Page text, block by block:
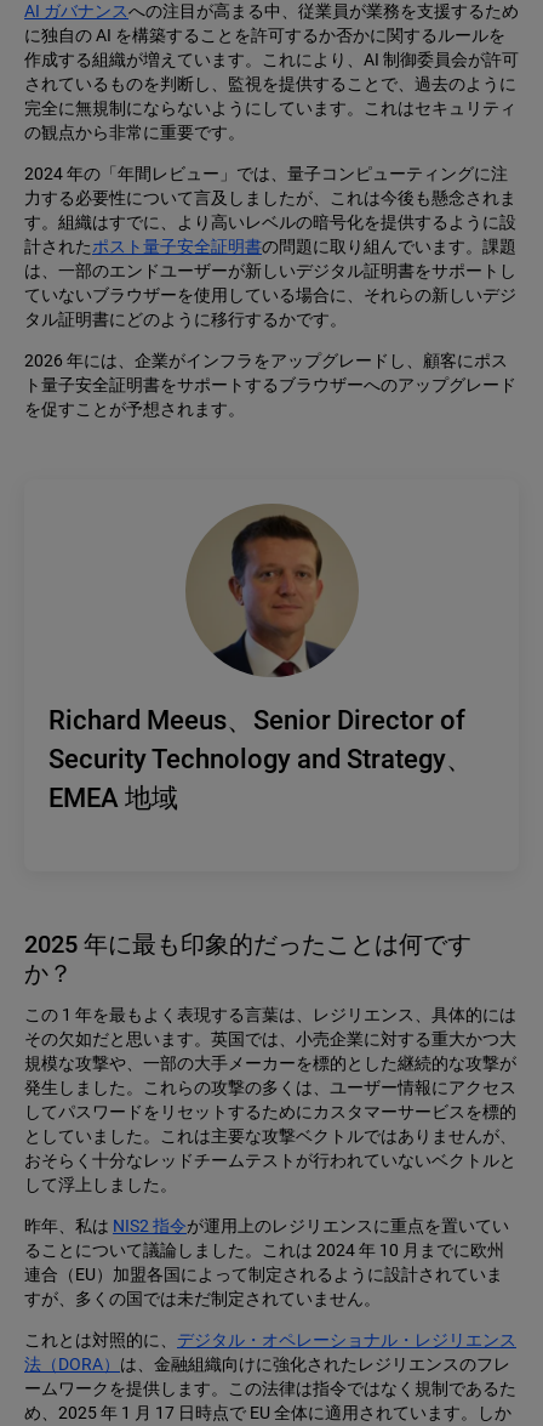
AI ガバナンスへの注目が高まる中、従業員が業務を支援するため
に独自の AI を構築することを許可するか否かに関するルールを
作成する組織が増えています。これにより、AI 制御委員会が許可
されているものを判断し、監視を提供することで、過去のように
完全に無規制にならないようにしています。これはセキュリティ
の観点から非常に重要です。
2024 年の「年間レビュー」では、量子コンピューティングに注
力する必要性について言及しましたが、これは今後も懸念されま
す。組織はすでに、より高いレベルの暗号化を提供するように設
計されたポスト量子安全証明書の問題に取り組んでいます。課題
は、一部のエンドユーザーが新しいデジタル証明書をサポートし
ていないブラウザーを使用している場合に、それらの新しいデジ
タル証明書にどのように移行するかです。
2026 年には、企業がインフラをアップグレードし、顧客にポス
ト量子安全証明書をサポートするブラウザーへのアップグレード
を促すことが予想されます。
Richard Meeus、Senior Director of
Security Technology and Strategy、
EMEA 地域
2025 年に最も印象的だったことは何です
か？
この 1 年を最もよく表現する言葉は、レジリエンス、具体的には
その欠如だと思います。英国では、小売企業に対する重大かつ大
規模な攻撃や、一部の大手メーカーを標的とした継続的な攻撃が
発生しました。これらの攻撃の多くは、ユーザー情報にアクセス
してパスワードをリセットするためにカスタマーサービスを標的
としていました。これは主要な攻撃ベクトルではありませんが、
おそらく十分なレッドチームテストが行われていないベクトルと
して浮上しました。
昨年、私は NIS2 指令が運用上のレジリエンスに重点を置いてい
ることについて議論しました。これは 2024 年 10 月までに欧州
連合（EU）加盟各国によって制定されるように設計されていま
すが、多くの国では未だ制定されていません。
これとは対照的に、 デジタル・オペレーショナル・レジリエンス
法（DORA） は、金融組織向けに強化されたレジリエンスのフレ
ームワークを提供します。この法律は指令ではなく規制であるた
め、2025 年 1 月 17 日時点で EU 全体に適用されています。しか